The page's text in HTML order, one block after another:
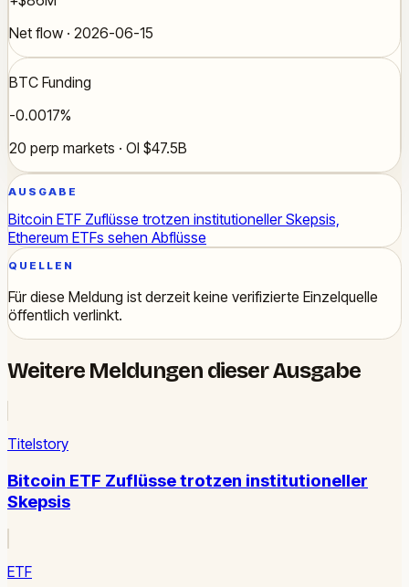
Net flow · 2026-06-15
BTC Funding
-0.0017%
20 perp markets · OI $47.5B
AUSGABE
Bitcoin ETF Zuflüsse trotzen institutioneller Skepsis,
Ethereum ETFs sehen Abflüsse
QUELLEN
Für diese Meldung ist derzeit keine verifizierte Einzelquelle
öffentlich verlinkt.
Weitere Meldungen dieser Ausgabe
Titelstory
Bitcoin ETF Zuflüsse trotzen institutioneller
Skepsis
ETF